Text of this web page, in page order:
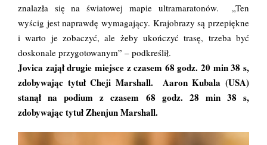
znalazła się na światowej mapie ultramaratonów. „Ten
wyścig jest naprawdę wymagający. Krajobrazy są przepiękne
i warto je zobaczyć, ale żeby ukończyć trasę, trzeba być
doskonale przygotowanym” – podkreślił.
Jovica zajął drugie miejsce z czasem 68 godz. 20 min 38 s,
zdobywając tytuł Cheji Marshall. Aaron Kubala (USA)
stanął na podium z czasem 68 godz. 28 min 38 s,
zdobywając tytuł Zhenjun Marshall.